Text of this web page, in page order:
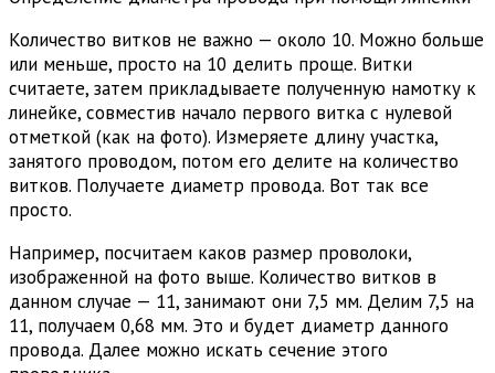
Количество витков не важно — около 10. Можно больше
или меньше, просто на 10 делить проще. Витки
считаете, затем прикладываете полученную намотку к
линейке, совместив начало первого витка с нулевой
отметкой (как на фото). Измеряете длину участка,
занятого проводом, потом его делите на количество
витков. Получаете диаметр провода. Вот так все
просто.
Например, посчитаем каков размер проволоки,
изображенной на фото выше. Количество витков в
данном случае — 11, занимают они 7,5 мм. Делим 7,5 на
11, получаем 0,68 мм. Это и будет диаметр данного
провода. Далее можно искать сечение этого